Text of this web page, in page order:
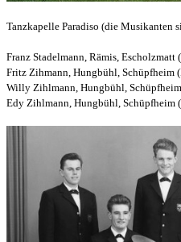
Tanzkapelle Paradiso (die Musikanten
Franz Stadelmann, Rämis,
Fritz Zihmann, Hungbühl, Schüpfheim
Willy Zihlmann, Hungbühl,
Edy Zihlmann, Hungbühl, Schüpfheim